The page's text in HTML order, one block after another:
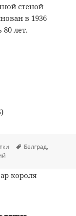
стеной
в 1936
80 лет.
Метки
Белград,